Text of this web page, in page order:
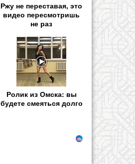
Ржу не переставая, это
видео пересмотришь
не раз
Ролик из Омска: вы
будете смеяться долго